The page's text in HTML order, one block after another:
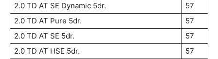
2.0 TD AT SE Dynamic 5dr.
57
2.0 TD AT Pure 5dr.
57
2.0 TD AT SE 5dr.
57
2.0 TD AT HSE 5dr.
57